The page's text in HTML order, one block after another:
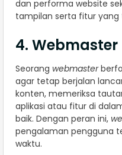
dan performa website
tampilan serta fitur yang
4. Webmaster
Seorang webmaster
agar tetap berjalan
konten, memeriksa
aplikasi atau fitur di
baik. Dengan peran ini,
pengalaman pengguna
waktu.